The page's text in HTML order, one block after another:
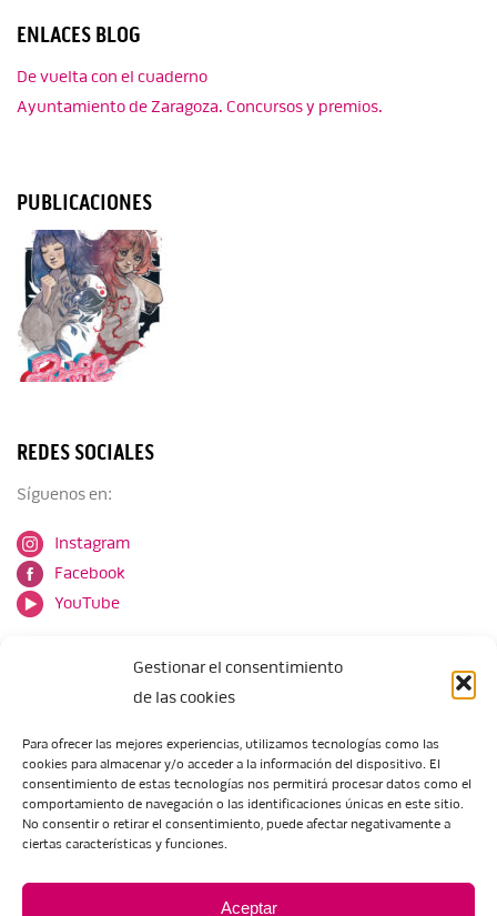
Gestionar el consentimiento
de las cookies
Para ofrecer las mejores experiencias, utilizamos tecnologías como las
cookies para almacenar y/o acceder a la información del dispositivo. El
consentimiento de estas tecnologías nos permitirá procesar datos como el
comportamiento de navegación o las identificaciones únicas en este sitio.
No consentir o retirar el consentimiento, puede afectar negativamente a
ciertas características y funciones.
Aceptar
ENLACES BLOG
De vuelta con el cuaderno
Ayuntamiento de Zaragoza. Concursos y premios.
PUBLICACIONES
REDES SOCIALES
Síguenos en:
Instagram
Facebook
YouTube
Escuela de Arte de Zaragoza
María Zambrano, 5
50018 Zaragoza
eartezaragoza@educa.aragon.es